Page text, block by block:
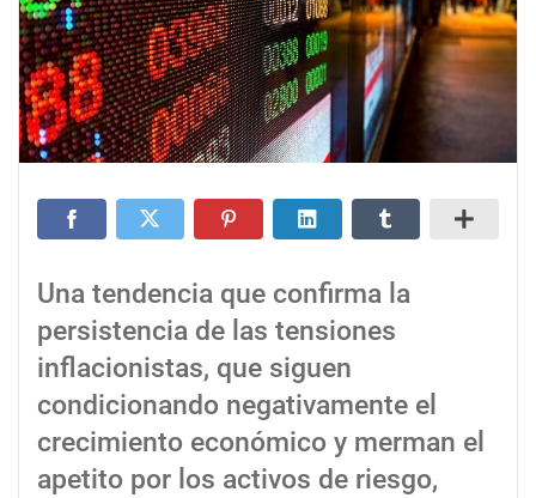
Una tendencia que confirma la
persistencia de las tensiones
inflacionistas, que siguen
condicionando negativamente el
crecimiento económico y merman el
apetito por los activos de riesgo,